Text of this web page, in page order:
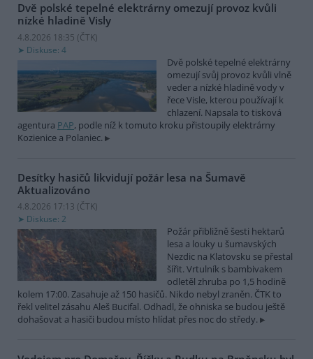
Dvě polské tepelné elektrárny omezují provoz kvůli
nízké hladině Visly
4.8.2026 18:35 (ČTK)
Diskuse: 4
Dvě polské tepelné elektrárny
omezují svůj provoz kvůli vlně
veder a nízké hladině vody v
řece Visle, kterou používají k
chlazení. Napsala to tisková
agentura PAP, podle níž k tomuto kroku přistoupily elektrárny
Kozienice a Polaniec.
Desítky hasičů likvidují požár lesa na Šumavě
Aktualizováno
4.8.2026 17:13 (ČTK)
Diskuse: 2
Požár přibližně šesti hektarů
lesa a louky u šumavských
Nezdic na Klatovsku se přestal
šířit. Vrtulník s bambivakem
odletěl zhruba po 1,5 hodině
kolem 17:00. Zasahuje až 150 hasičů. Nikdo nebyl zraněn. ČTK to
řekl velitel zásahu Aleš Bucifal. Odhadl, že ohniska se budou ještě
dohašovat a hasiči budou místo hlídat přes noc do středy.